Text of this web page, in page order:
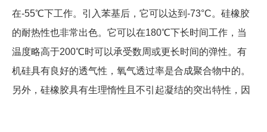
在-55℃下工作。引入苯基后，它可以达到-73°C。硅橡胶
的耐热性也非常出色。它可以在180℃下长时间工作，当
温度略高于200℃时可以承受数周或更长时间的弹性。有
机硅具有良好的透气性，氧气透过率是合成聚合物中的。
另外，硅橡胶具有生理惰性且不引起凝结的突出特性，因